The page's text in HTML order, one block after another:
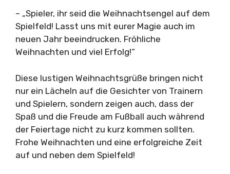
– „Spieler, ihr seid die Weihnachtsengel auf dem
Spielfeld! Lasst uns mit eurer Magie auch im
neuen Jahr beeindrucken. Fröhliche
Weihnachten und viel Erfolg!“
Diese lustigen Weihnachtsgrüße bringen nicht
nur ein Lächeln auf die Gesichter von Trainern
und Spielern, sondern zeigen auch, dass der
Spaß und die Freude am Fußball auch während
der Feiertage nicht zu kurz kommen sollten.
Frohe Weihnachten und eine erfolgreiche Zeit
auf und neben dem Spielfeld!